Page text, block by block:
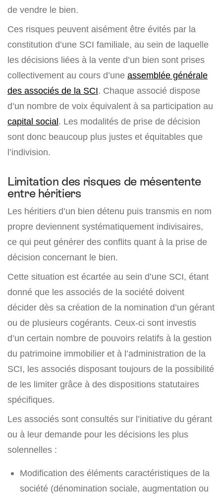
de vendre le bien.
Ces risques peuvent aisément être évités par la
constitution d’une SCI familiale, au sein de laquelle
les décisions liées à la vente d’un bien sont prises
collectivement au cours d’une assemblée générale
des associés de la SCI. Chaque associé dispose
d’un nombre de voix équivalent à sa participation au
capital social. Les modalités de prise de décision
sont donc beaucoup plus justes et équitables que
l’indivision.
Limitation des risques de mésentente
entre héritiers
Les héritiers d’un bien détenu puis transmis en nom
propre deviennent systématiquement indivisaires,
ce qui peut générer des conflits quant à la prise de
décision concernant le bien.
Cette situation est écartée au sein d’une SCI, étant
donné que les associés de la société doivent
décider dès sa création de la nomination d’un gérant
ou de plusieurs cogérants. Ceux-ci sont investis
d’un certain nombre de pouvoirs relatifs à la gestion
du patrimoine immobilier et à l’administration de la
SCI, les associés disposant toujours de la possibilité
de les limiter grâce à des dispositions statutaires
spécifiques.
Les associés sont consultés sur l’initiative du gérant
ou à leur demande pour les décisions les plus
solennelles :
Modification des éléments caractéristiques de la
société (dénomination sociale, augmentation ou